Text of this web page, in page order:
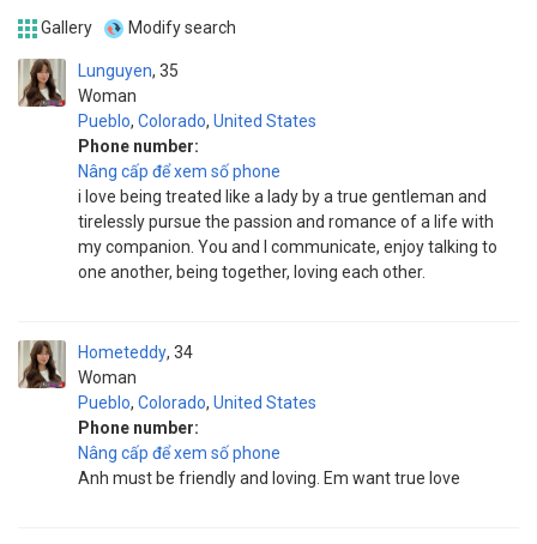
Gallery Modify search
Lunguyen
Woman
35
Pueblo, Colorado, United States
Phone number:
Nâng cấp để xem số phone
i love being treated like a lady by a true gentleman and
tirelessly pursue the passion and romance of a life with
my companion. You and I communicate, enjoy talking to
one another, being together, loving each other.
Hometeddy
Woman
34
Pueblo, Colorado, United States
Phone number:
Nâng cấp để xem số phone
Anh must be friendly and loving. Em want true love